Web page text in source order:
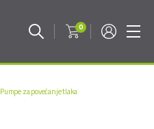
0
Pumpe za povećanje tlaka